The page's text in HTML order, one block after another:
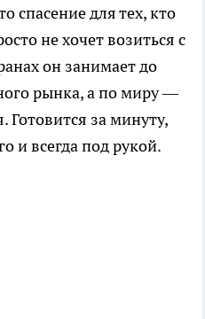
спасение для тех, кто
не хочет возиться с
он занимает до
рынка, а по миру —
Готовится за минуту,
и всегда под рукой.​